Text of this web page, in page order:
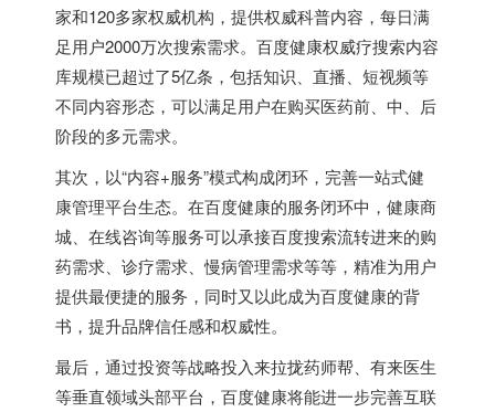
家和120多家权威机构，提供权威科普内容，每日满
足用户2000万次搜索需求。百度健康权威疗搜索内容
库规模已超过了5亿条，包括知识、直播、短视频等
不同内容形态，可以满足用户在购买医药前、中、后
阶段的多元需求。
其次，以“内容+服务”模式构成闭环，完善一站式健
康管理平台生态。在百度健康的服务闭环中，健康商
城、在线咨询等服务可以承接百度搜索流转进来的购
药需求、诊疗需求、慢病管理需求等等，精准为用户
提供最便捷的服务，同时又以此成为百度健康的背
书，提升品牌信任感和权威性。
最后，通过投资等战略投入来拉拢药师帮、有来医生
等垂直领域头部平台，百度健康将能进一步完善互联